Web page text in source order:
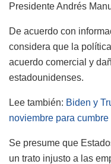
Presidente Andrés
De acuerdo con
considera que la
acuerdo comercial y
estadounidenses.
Lee también: Biden y
noviembre para cumbre
Se presume que
un trato injusto a las